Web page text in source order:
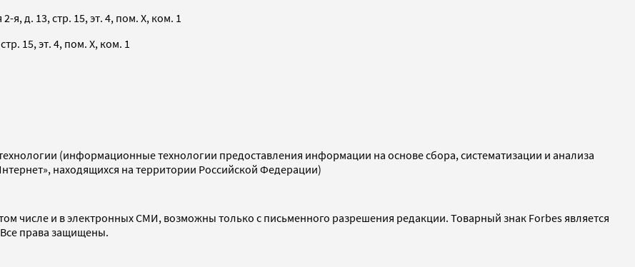
я, д. 13, стр. 15, эт. 4, пом. X, ком. 1
15, эт. 4, пом. X, ком. 1
(информационные технологии предоставления информации на основе сбора, систематизации и анализа
находящихся на территории Российской Федерации)
числе и в электронных СМИ, возможны только с письменного разрешения редакции. Товарный знак Forbes является
права защищены.